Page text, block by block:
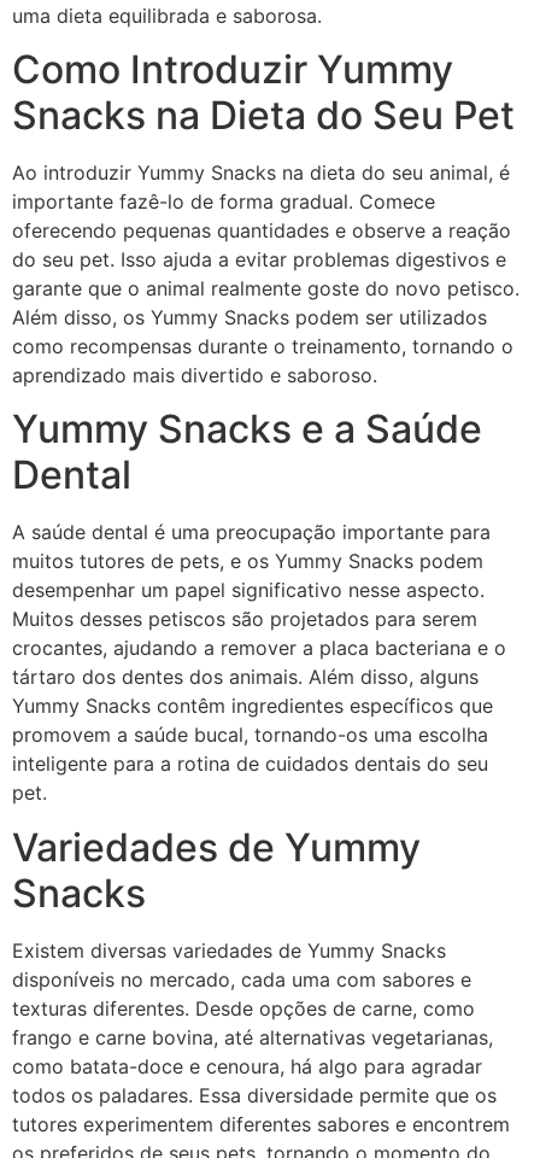
uma dieta equilibrada e saborosa.
Como Introduzir Yummy
Snacks na Dieta do Seu Pet
Ao introduzir Yummy Snacks na dieta do seu animal, é
importante fazê-lo de forma gradual. Comece
oferecendo pequenas quantidades e observe a reação
do seu pet. Isso ajuda a evitar problemas digestivos e
garante que o animal realmente goste do novo petisco.
Além disso, os Yummy Snacks podem ser utilizados
como recompensas durante o treinamento, tornando o
aprendizado mais divertido e saboroso.
Yummy Snacks e a Saúde
Dental
A saúde dental é uma preocupação importante para
muitos tutores de pets, e os Yummy Snacks podem
desempenhar um papel significativo nesse aspecto.
Muitos desses petiscos são projetados para serem
crocantes, ajudando a remover a placa bacteriana e o
tártaro dos dentes dos animais. Além disso, alguns
Yummy Snacks contêm ingredientes específicos que
promovem a saúde bucal, tornando-os uma escolha
inteligente para a rotina de cuidados dentais do seu
pet.
Variedades de Yummy
Snacks
Existem diversas variedades de Yummy Snacks
disponíveis no mercado, cada uma com sabores e
texturas diferentes. Desde opções de carne, como
frango e carne bovina, até alternativas vegetarianas,
como batata-doce e cenoura, há algo para agradar
todos os paladares. Essa diversidade permite que os
tutores experimentem diferentes sabores e encontrem
os preferidos de seus pets, tornando o momento do